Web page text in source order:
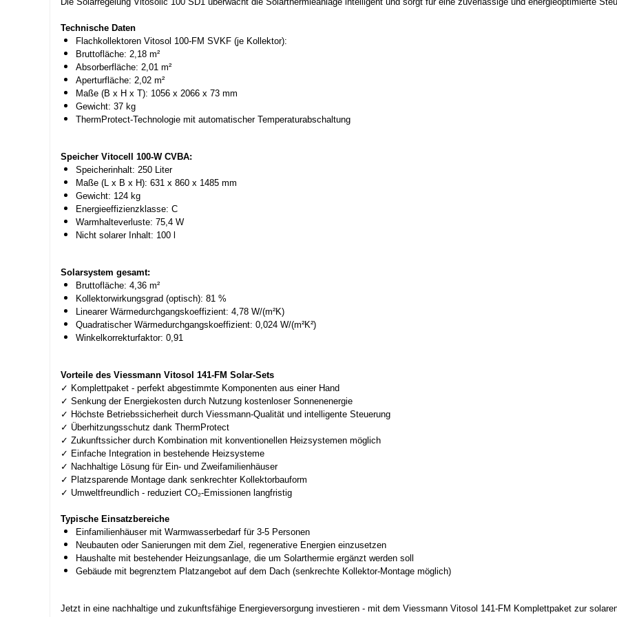
Technische Daten
Flachkollektoren Vitosol 100-FM SVKF (je Kollektor):
Bruttofläche: 2,18 m²
Absorberfläche: 2,01 m²
Aperturfläche: 2,02 m²
Maße (B x H x T): 1056 x 2066 x 73 mm
Gewicht: 37 kg
ThermProtect-Technologie mit automatischer Temperaturabschaltung
Speicher Vitocell 100-W CVBA:
Speicherinhalt: 250 Liter
Maße (L x B x H): 631 x 860 x 1485 mm
Gewicht: 124 kg
Energieeffizienzklasse: C
Warmhalteverluste: 75,4 W
Nicht solarer Inhalt: 100 l
Solarsystem gesamt:
Bruttofläche: 4,36 m²
Kollektorwirkungsgrad (optisch): 81 %
Linearer Wärmedurchgangskoeffizient: 4,78 W/(m²K)
Quadratischer Wärmedurchgangskoeffizient: 0,024 W/(m²K²)
Winkelkorrekturfaktor: 0,91
Vorteile des Viessmann Vitosol 141-FM Solar-Sets
✓ Komplettpaket - perfekt abgestimmte Komponenten aus einer Hand
✓ Senkung der Energiekosten durch Nutzung kostenloser Sonnenenergie
✓ Höchste Betriebssicherheit durch Viessmann-Qualität und intelligente Steuerung
✓ Überhitzungsschutz dank ThermProtect
✓ Zukunftssicher durch Kombination mit konventionellen Heizsystemen möglich
✓ Einfache Integration in bestehende Heizsysteme
✓ Nachhaltige Lösung für Ein- und Zweifamilienhäuser
✓ Platzsparende Montage dank senkrechter Kollektorbauform
✓ Umweltfreundlich - reduziert CO₂-Emissionen langfristig
Typische Einsatzbereiche
Einfamilienhäuser mit Warmwasserbedarf für 3-5 Personen
Neubauten oder Sanierungen mit dem Ziel, regenerative Energien einzusetzen
Haushalte mit bestehender Heizungsanlage, die um Solarthermie ergänzt werden soll
Gebäude mit begrenztem Platzangebot auf dem Dach (senkrechte Kollektor-Montage möglich)
Jetzt in eine nachhaltige und zukunftsfähige Energieversorgung investieren - mit dem Viessmann Vitosol 141-FM Komplettpaket zur